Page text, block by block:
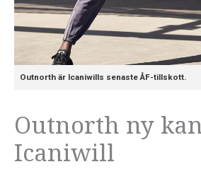
Outnorth är Icaniwills senaste ÅF-tillskott.
Outnorth ny
Icaniwill